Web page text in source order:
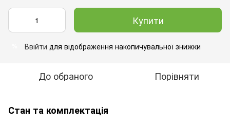
Купити
Ввійти для відображення накопичувальної знижки
До обраного Порівняти
Стан та комплектація